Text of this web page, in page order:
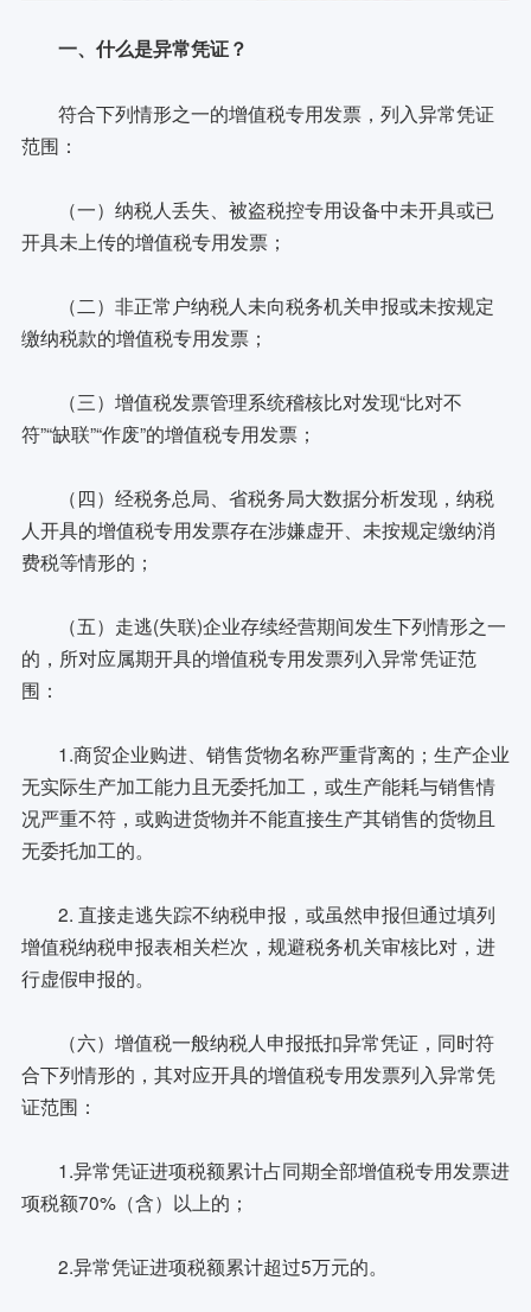
一、什么是异常凭证？
符合下列情形之一的增值税专用发票，列入异常凭证
范围：
（一）纳税人丢失、被盗税控专用设备中未开具或已
开具未上传的增值税专用发票；
（二）非正常户纳税人未向税务机关申报或未按规定
缴纳税款的增值税专用发票；
（三）增值税发票管理系统稽核比对发现“比对不
符”“缺联”“作废”的增值税专用发票；
（四）经税务总局、省税务局大数据分析发现，纳税
人开具的增值税专用发票存在涉嫌虚开、未按规定缴纳消
费税等情形的；
（五）走逃(失联)企业存续经营期间发生下列情形之一
的，所对应属期开具的增值税专用发票列入异常凭证范
围：
1.商贸企业购进、销售货物名称严重背离的；生产企业
无实际生产加工能力且无委托加工，或生产能耗与销售情
况严重不符，或购进货物并不能直接生产其销售的货物且
无委托加工的。
2. 直接走逃失踪不纳税申报，或虽然申报但通过填列
增值税纳税申报表相关栏次，规避税务机关审核比对，进
行虚假申报的。
（六）增值税一般纳税人申报抵扣异常凭证，同时符
合下列情形的，其对应开具的增值税专用发票列入异常凭
证范围：
1.异常凭证进项税额累计占同期全部增值税专用发票进
项税额70%（含）以上的；
2.异常凭证进项税额累计超过5万元的。